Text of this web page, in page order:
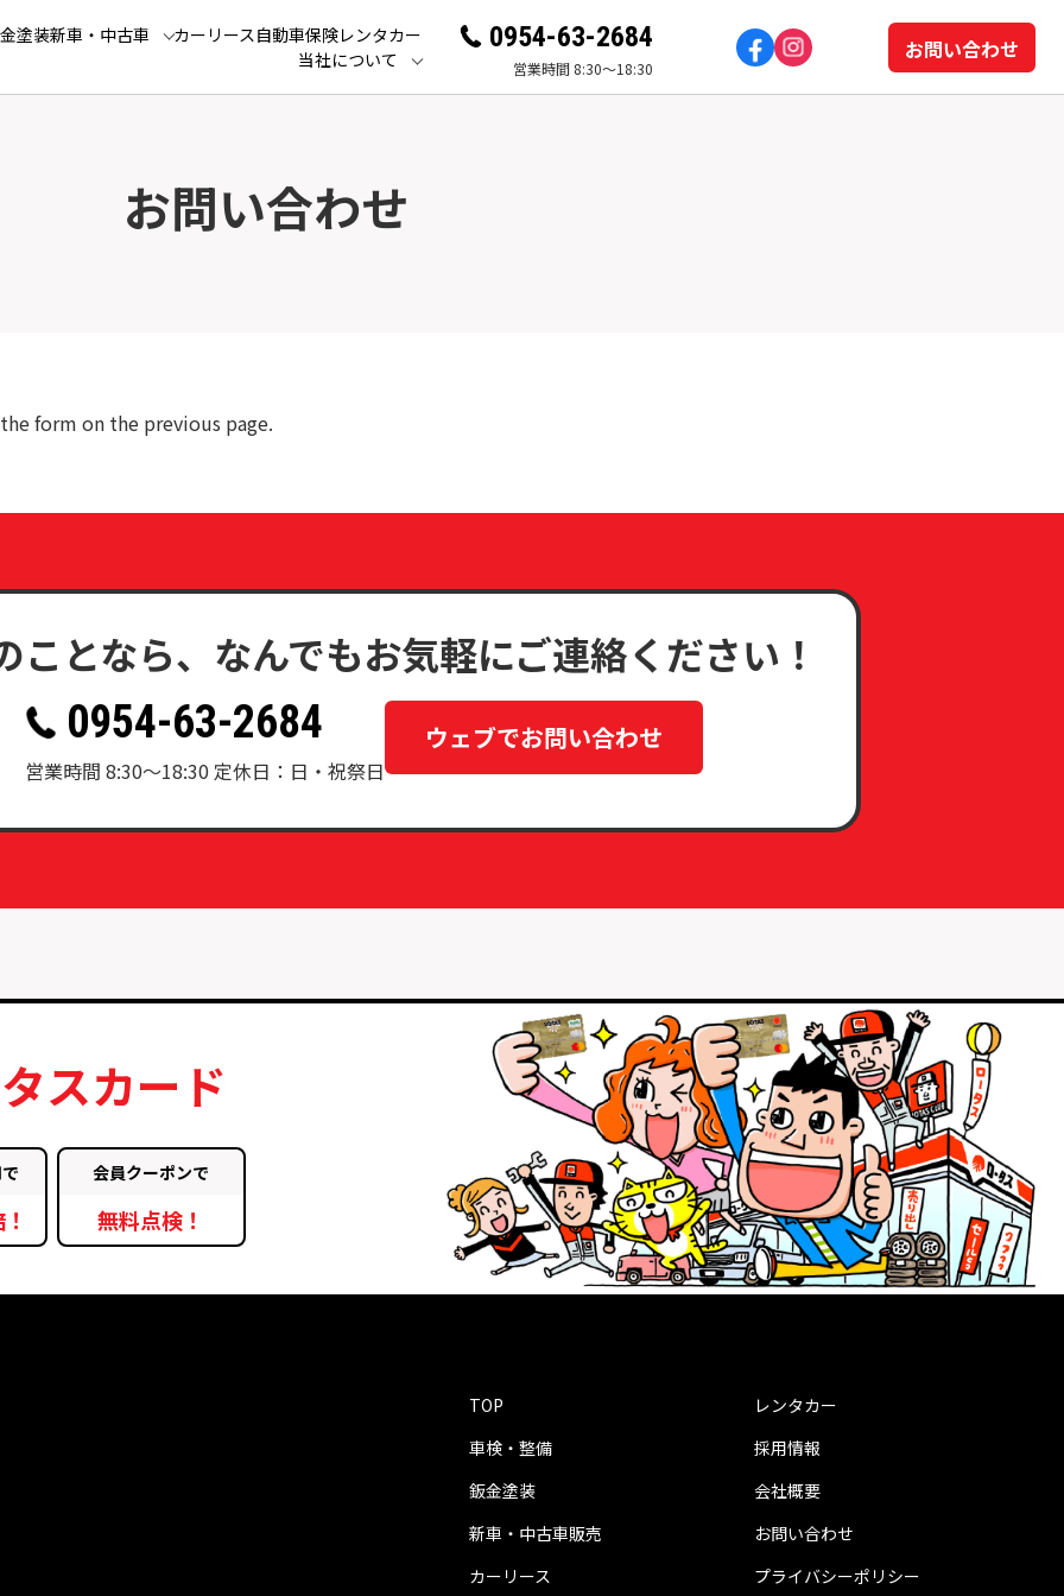
塗装新車・中古車 カーリース 自動車保険レンタカー
当社について
0954-63-2684
営業時間 8:30～18:30
お問い合わせ
お問い合わせ
form on the previous page.
ことなら、なんでもお気軽にご連絡ください！
0954-63-2684
営業時間 8:30〜18:30 定休日：日・祝祭日
ウェブでお問い合わせ
スカード
会員クーポンで
無料点検！
TOP
車検・整備
鈑金塗装
新車・中古車販売
カーリース
レンタカー
採用情報
会社概要
お問い合わせ
プライバシーポリシー